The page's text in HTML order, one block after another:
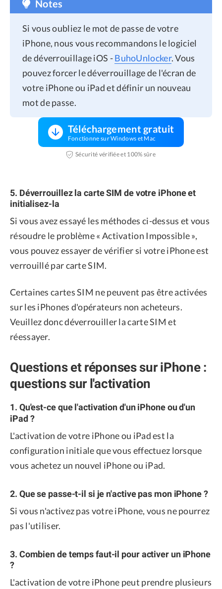
Notes
Si vous oubliez le mot de passe de votre
iPhone, nous vous recommandons le logiciel
de déverrouillage iOS -BuhoUnlocker. Vous
pouvez forcer le déverrouillage de l'écran de
votre iPhone ou iPad et définir un nouveau
mot de passe.
Téléchargement gratuit
Fonctionne sur Windows et Mac
Sécurité vérifiée et 100% sûre
5. Déverrouillez la carte SIM de votre iPhone et
initialisez-la
Si vous avez essayé les méthodes ci-dessus et vous
résoudre le problème « Activation Impossible »,
vous pouvez essayer de vérifier si votre iPhone est
verrouillé par carte SIM.
Certaines cartes SIM ne peuvent pas être activées
sur les iPhones d'opérateurs non acheteurs.
Veuillez donc déverrouiller la carte SIM et
réessayer.
Questions et réponses sur iPhone :
questions sur l'activation
1. Qu'est-ce que l'activation d'un iPhone ou d'un
iPad ?
L'activation de votre iPhone ou iPad est la
configuration initiale que vous effectuez lorsque
vous achetez un nouvel iPhone ou iPad.
2. Que se passe-t-il si je n'active pas mon iPhone ?
Si vous n'activez pas votre iPhone, vous ne pourrez
pas l'utiliser.
3. Combien de temps faut-il pour activer un iPhone
?
L'activation de votre iPhone peut prendre plusieurs